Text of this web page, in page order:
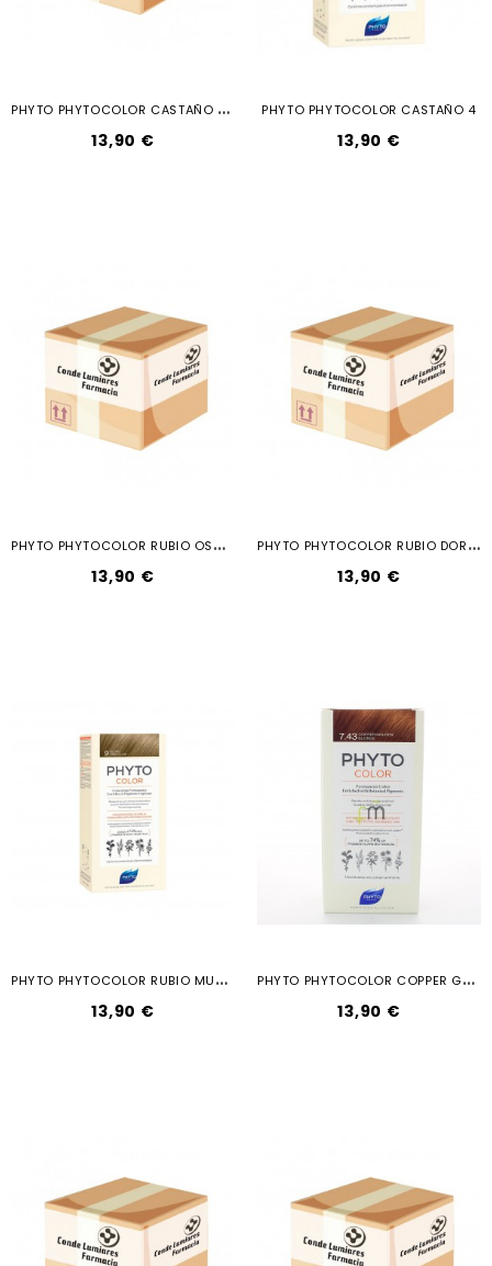
P
HYTO PHYTOCOLOR CASTAÑO MARRON...
13,90 €
PHYTO PHYTOCOLOR CASTAÑO 4
13,90 €
P
HYTO PHYTOCOLOR RUBIO OSCURO DORADO 63
13,90 €
P
HYTO PHYTOCOLOR RUBIO DORADO 73
13,90 €
P
HYTO PHYTOCOLOR RUBIO MUY CLARO 9
13,90 €
P
HYTO PHYTOCOLOR COPPER GOLDEN BLONDE...
13,90 €